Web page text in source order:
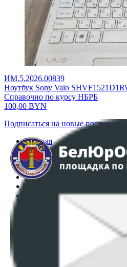
ИМ.5.2026.00839
Ноутбук Sony Vaio
Справочно по курсу НБРБ
100,00 BYN
Подписаться на новые поступления
Главная
Аукционы
Интернет-магазин
Регламент организации и
Политика в отношении
ПОЛОЖЕНИЕ О
Настройки cookie-файлов